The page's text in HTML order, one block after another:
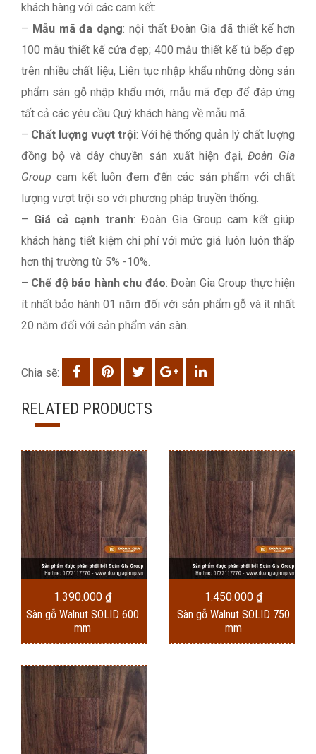
khách hàng với các cam kết:
– Mẫu mã đa dạng: nội thất Đoàn Gia đã thiết kế hơn
100 mẫu thiết kế cửa đẹp; 400 mẫu thiết kế tủ bếp đẹp
trên nhiều chất liệu, Liên tục nhập khẩu những dòng sản
phẩm sàn gỗ nhập khẩu mới, mẫu mã đẹp để đáp ứng
tất cả các yêu cầu Quý khách hàng về mẫu mã.
– Chất lượng vượt trội: Với hệ thống quản lý chất lượng
đồng bộ và dây chuyền sản xuất hiện đại,Đoàn Gia
Group cam kết luôn đem đến các sản phẩm với chất
lượng vượt trội so với phương pháp truyền thống.
– Giá cả cạnh tranh: Đoàn Gia Group cam kết giúp
khách hàng tiết kiệm chi phí với mức giá luôn luôn thấp
hơn thị trường từ 5% -10%.
– Chế độ bảo hành chu đáo: Đoàn Gia Group thực hiện
ít nhất bảo hành 01 năm đối với sản phẩm gỗ và ít nhất
20 năm đối với sản phẩm ván sàn.
Chia sẽ:
RELATED PRODUCTS
1.390.000 ₫
Sàn gỗ Walnut SOLID 600
mm
1.450.000 ₫
Sàn gỗ Walnut SOLID 750
mm